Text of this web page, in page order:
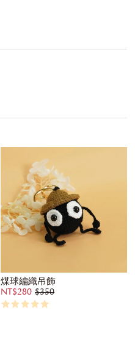
煤球編織吊飾
NT$280 $350